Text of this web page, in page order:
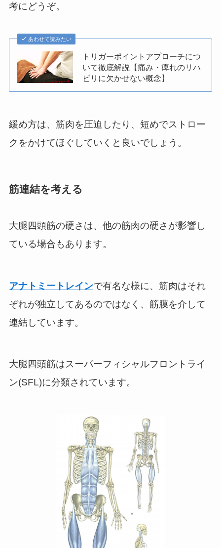
考にどうぞ。
あわせて読みたい
トリガーポイントアプローチにつ
いて徹底解説【痛み・痺れのリハ
ビリに欠かせない概念】
緩め方は、筋肉を圧迫したり、短めでストロー
クをかけてほぐしていくと良いでしょう。
筋連結を考える
大腿四頭筋の硬さは、他の筋肉の硬さが影響し
ている場合もあります。
アナトミートレインで有名な様に、筋肉はそれ
ぞれが独立してあるのではなく、筋膜を介して
連結しています。
大腿四頭筋はスーパーフィシャルフロントライ
ン(SFL)に分類されています。